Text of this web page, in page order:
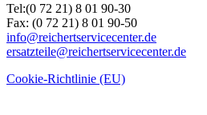
Tel:(0 72 21) 8 01 90-30
Fax: (0 72 21) 8 01 90-50
info@reichertservicecenter.de
ersatzteile@reichertservicecenter.de
Cookie-Richtlinie (EU)